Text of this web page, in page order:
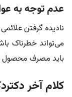
عدم توجه به
نادیده گرفتن
می‌تواند خطرناک
باید مصرف محصول
کلام آخر